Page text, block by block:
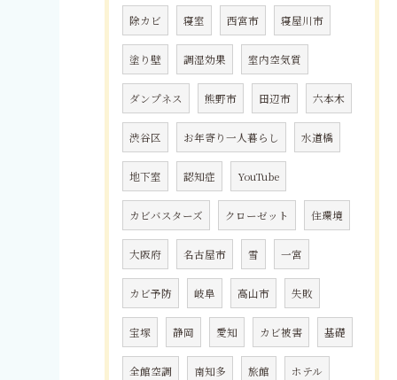
除カビ 寝室 西宮市 寝屋川市
塗り壁 調湿効果 室内空気質
ダンプネス 熊野市 田辺市 六本木
渋谷区 お年寄り一人暮らし 水道橋
地下室 認知症 YouTube
カビバスターズ クローゼット 住環境
大阪府 名古屋市 雪 一宮
カビ予防 岐阜 高山市 失敗
宝塚 静岡 愛知 カビ被害 基礎
全館空調 南知多 旅館 ホテル